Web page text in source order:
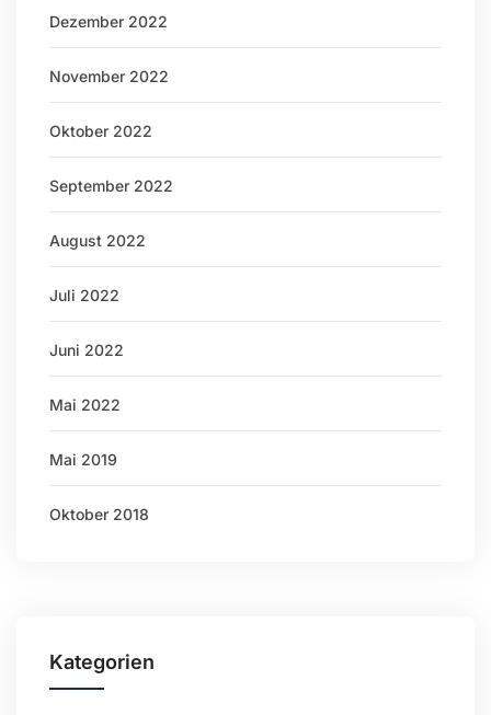
Dezember 2022
November 2022
Oktober 2022
September 2022
August 2022
Juli 2022
Juni 2022
Mai 2022
Mai 2019
Oktober 2018
Kategorien